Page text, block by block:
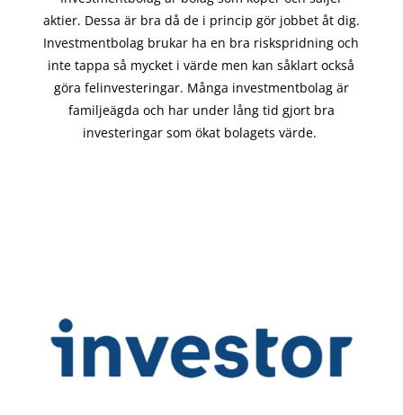
aktier. Dessa är bra då de i princip görjobbet åt dig.
Investmentbolag brukar ha en bra riskspridning och
inte tappa så mycket i värde men kan såklart också
göra felinvesteringar. Många investmentbolag är
familjeägda och har under lång tid gjort bra
investeringar som ökat bolagets värde.